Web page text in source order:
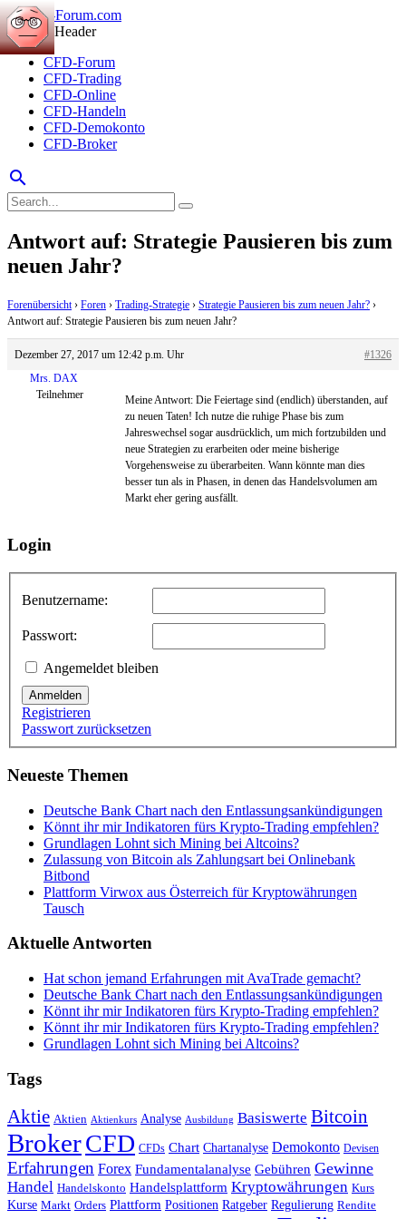
CFD-Forum
CFD-Trading
CFD-Online
CFD-Handeln
CFD-Demokonto
CFD-Broker
search
Antwort auf: Strategie Pausieren bis zum
neuen Jahr?
Forenübersicht › Foren › Trading-Strategie › Strategie Pausieren bis zum neuen Jahr? ›
Antwort auf: Strategie Pausieren bis zum neuen Jahr?
Dezember 27, 2017 um 12:42 p.m. Uhr
#1326
Mrs. DAX
Teilnehmer
Meine Antwort: Die Feiertage sind (endlich) überstanden, auf
zu neuen Taten! Ich nutze die ruhige Phase bis zum
Jahreswechsel sogar ausdrücklich, um mich fortzubilden und
neue Strategien zu erarbeiten oder meine bisherige
Vorgehensweise zu überarbeiten. Wann könnte man dies
besser tun als in Phasen, in denen das Handelsvolumen am
Markt eher gering ausfällt.
Login
Benutzername:
Passwort:
Angemeldet bleiben
Anmelden
Registrieren
Passwort zurücksetzen
Neueste Themen
Deutsche Bank Chart nach den Entlassungsankündigungen
Könnt ihr mir Indikatoren fürs Krypto-Trading empfehlen?
Grundlagen Lohnt sich Mining bei Altcoins?
Zulassung von Bitcoin als Zahlungsart bei Onlinebank
Bitbond
Plattform Virwox aus Österreich für Kryptowährungen
Tausch
Aktuelle Antworten
Hat schon jemand Erfahrungen mit AvaTrade gemacht?
Deutsche Bank Chart nach den Entlassungsankündigungen
Könnt ihr mir Indikatoren fürs Krypto-Trading empfehlen?
Könnt ihr mir Indikatoren fürs Krypto-Trading empfehlen?
Grundlagen Lohnt sich Mining bei Altcoins?
Tags
Aktie Aktien Aktienkurs Analyse Ausbildung Basiswerte Bitcoin
BrokerCFD CFDs Chart Chartanalyse Demokonto Devisen
Erfahrungen Forex Fundamentalanalyse Gebühren Gewinne
Handel Handelskonto Handelsplattform Kryptowährungen Kurs
Kurse Markt Orders Plattform Positionen Ratgeber Regulierung Rendite